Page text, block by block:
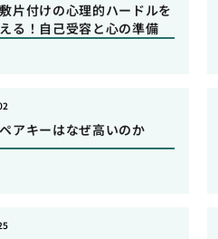
片付けの心理的ハードルを
る！自己受容と心の準備
アキーはなぜ高いのか